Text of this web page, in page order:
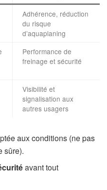
Adhérence, réduction
du risque
d’aquaplaning
Performance de
freinage et sécurité
Visibilité et
signalisation aux
autres usagers
aux conditions (ne pas
sûre).
avant tout